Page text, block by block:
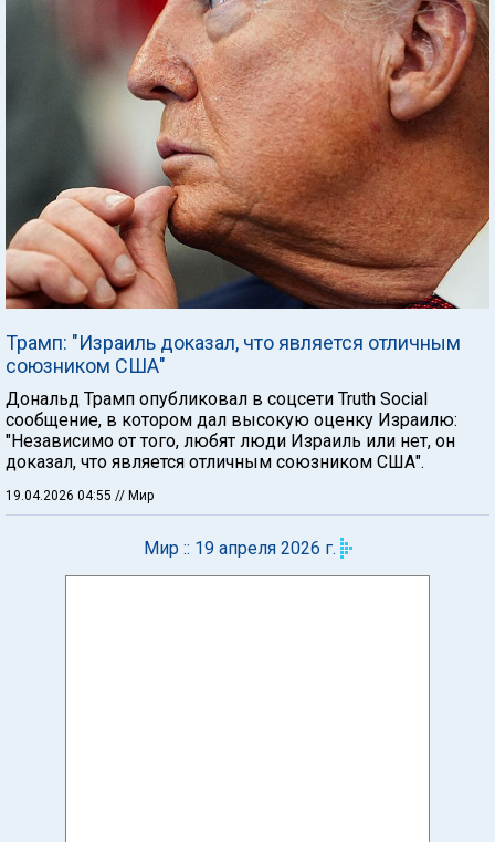
Трамп: "Израиль доказал, что является отличным
союзником США"
Дональд Трамп опубликовал в соцсети Truth Social
сообщение, в котором дал высокую оценку Израилю:
"Независимо от того, любят люди Израиль или нет, он
доказал, что является отличным союзником США".
19.04.2026 04:55 // Мир
Мир :: 19 апреля 2026 г.